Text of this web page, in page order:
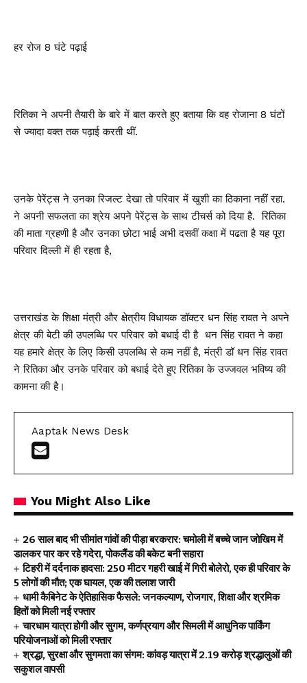
हर रोज 8 घंटे पढ़ाई
रितिका ने अपनी तैयारी के बारे में बात करते हुए बताया कि वह रोजाना 8 घंटों
से ज्यादा वक्त तक पढ़ाई करती थीं.
उनके पेरेंट्स ने उनका रिजल्ट देखा तो परिवार में खुशी का ठिकाना नहीं रहा.
ने अपनी सफलता का श्रेय अपने पेरेंट्स के साथ टीचर्स को दिया है. रितिका
की माता ग्रहणी है और उनका छोटा भाई अभी दसवीं कक्षा में पढता है यह पूरा
परिवार दिल्ली में ही रहता है,
उत्तराखंड के शिक्षा मंत्री और क्षेत्रीय विधायक डॉक्टर धन सिंह रावत ने अपने
क्षेत्र की बेटी की उपलब्धि पर परिवार को बधाई दी है धन सिंह रावत ने कहा
यह हमारे क्षेत्र के लिए किसी उपलब्धि से कम नहीं है, मंत्री डॉ धन सिंह रावत
ने रितिका और उनके परिवार को बधाई देते हुए रितिका के उज्जवल भविष्य की
कामना की है।
Aaptak News Desk
You Might Also Like
26 साल बाद भी सीमांत गांवों की पीड़ा बरकरार: चमोली में बच्चे जान जोखिम में
डालकर पार कर रहे गदेरा, पोकलैंड की बकेट बनी सहारा
टिहरी में दर्दनाक हादसा: 250 मीटर गहरी खाई में गिरी बोलेरो, एक ही परिवार के
5 लोगों की मौत; एक घायल, एक की तलाश जारी
धामी कैबिनेट के ऐतिहासिक फैसले: जनकल्याण, रोजगार, शिक्षा और श्रमिक
हितों को मिली नई रफ्तार
चारधाम यात्रा होगी और सुगम, कर्णप्रयाग और सिमली में आधुनिक पार्किंग
परियोजनाओं को मिली रफ्तार
श्रद्धा, सुरक्षा और सुगमता का संगम: कांवड़ यात्रा में 2.19 करोड़ श्रद्धालुओं की
सकुशल वापसी